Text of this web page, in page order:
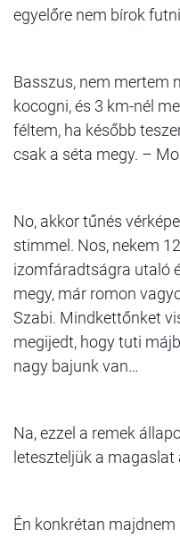
egyelőre nem bírok
Basszus, nem mertem
kocogni, és 3 km-nél
féltem, ha később
csak a séta megy. –
No, akkor tűnés
stimmel. Nos, nekem
izomfáradtságra utaló
megy, már romon
Szabi. Mindkettőnket
megijedt, hogy tuti
nagy bajunk van…
Na, ezzel a remek
leteszteljük a
Én konkrétan